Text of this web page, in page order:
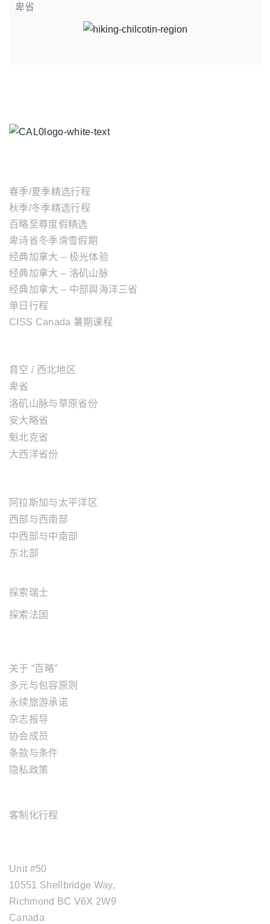
卑省
春季/夏季精选行程
秋季/冬季精选行程
百略至尊度假精选
卑诗省冬季滑雪假期
经典加拿大 – 极光体验
经典加拿大 – 洛矶山脉
经典加拿大 – 中部與海洋三省
单日行程
CISS Canada 暑期课程
育空 / 西北地区
卑省
洛矶山脉与草原省份
安大略省
魁北克省
大西洋省份
阿拉斯加与太平洋区
西部与西南部
中西部与中南部
东北部
探索瑞士
探索法国
关于 “百略”
多元与包容原则
永续旅游承诺
杂志报导
协会成员
条款与条件
隐私政策
客制化行程
Unit #50
10551 Shellbridge Way,
Richmond BC V6X 2W9
Canada